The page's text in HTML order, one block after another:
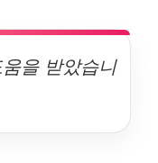
을 받았습니